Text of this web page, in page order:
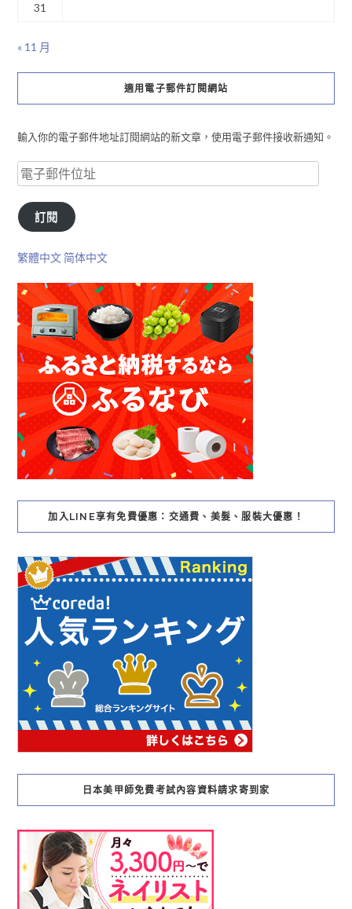
31
« 11 月
適用電子郵件訂閱網站
輸入你的電子郵件地址訂閱網站的新文章，使用電子郵件接收新通知。
訂閱
繁體中文 简体中文
加入LINE享有免費優惠：交通費、美髮、服裝大優惠！
日本美甲師免費考試內容資料請求寄到家